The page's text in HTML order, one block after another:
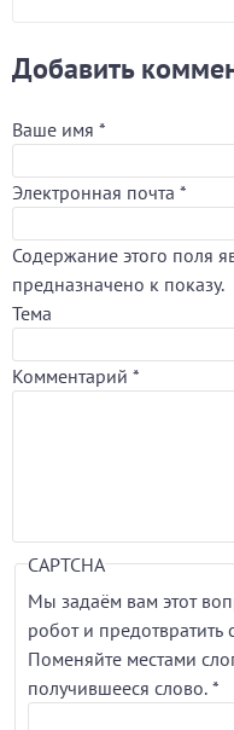
Добавить
Ваше имя *
Электронная почта *
Содержание этого поля
предназначено к показу.
Тема
Комментарий *
CAPTCHA
Мы задаём вам этот
робот и предотвратить
Поменяйте местами
получившееся слово. *